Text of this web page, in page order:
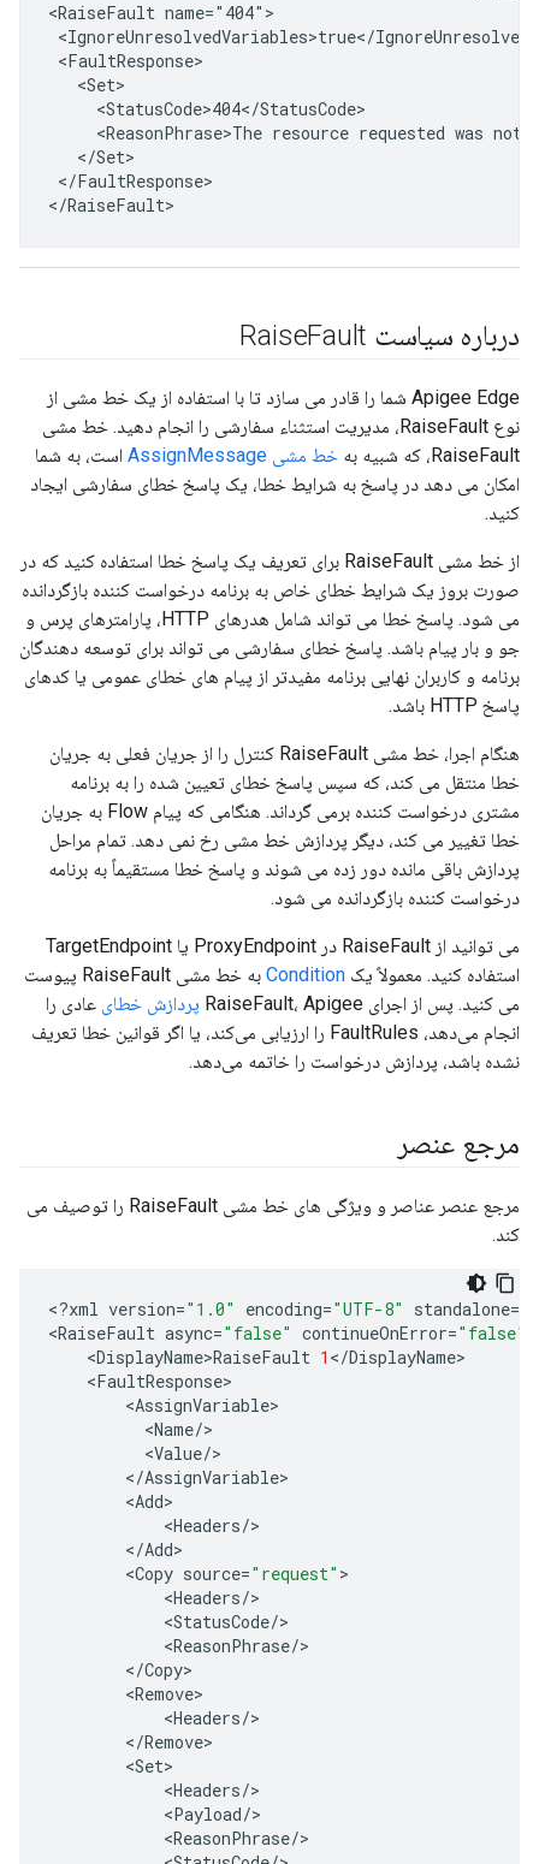
<RaiseFault name="404">
<IgnoreUnresolvedVariables>true</
<FaultResponse>
   <Set>
     <StatusCode>404</StatusCode>
<ReasonPhrase>The resource requested was not
   </Set>
</FaultResponse>
</RaiseFault>
درباره سیاست Raise Fault
Apigee Edge شما را قادر می سازد تا با استفاده از یک خط مشی از
نوع RaiseFault، مدیریت استثناء سفارشی را انجام دهید. خط مشی
RaiseFault، که شبیه به
خط مشی AssignMessage
است، به شما
امکان می دهد در پاسخ به شرایط خطا، یک پاسخ خطای سفارشی ایجاد
کنید.
از خط مشی RaiseFault برای تعریف یک پاسخ خطا استفاده کنید که در
صورت بروز یک شرایط خطای خاص به برنامه درخواست کننده بازگردانده
می شود. پاسخ خطا می تواند شامل هدرهای HTTP، پارامترهای پرس و
جو و بار پیام باشد. پاسخ خطای سفارشی می تواند برای توسعه دهندگان
برنامه و کاربران نهایی برنامه مفیدتر از پیام های خطای عمومی یا کدهای
پاسخ HTTP باشد.
هنگام اجرا، خط مشی RaiseFault کنترل را از جریان فعلی به جریان
خطا منتقل می کند، که سپس پاسخ خطای تعیین شده را به برنامه
مشتری درخواست کننده برمی گرداند. هنگامی که پیام Flow به جریان
خطا تغییر می کند، دیگر پردازش خط مشی رخ نمی دهد. تمام مراحل
پردازش باقی مانده دور زده می شوند و پاسخ خطا مستقیماً به برنامه
درخواست کننده بازگردانده می شود.
می توانید از RaiseFault در ProxyEndpoint یا TargetEndpoint
استفاده کنید. معمولاً یک Condition
به خط مشی RaiseFault پیوست
می کنید. پس از اجرای RaiseFault، Apigee
پردازش خطای عادی را
انجام می‌دهد، FaultRules را ارزیابی می‌کند، یا اگر قوانین خطا تعریف
نشده باشد، پردازش درخواست را خاتمه می‌دهد.
مرجع عنصر
مرجع عنصر عناصر و ویژگی های خط مشی RaiseFault را توصیف می
کند.
<?xml version="1.0" encoding="UTF-8" standalone=
<RaiseFault async="false" continueOnError="false"
<DisplayName>RaiseFault 1 </DisplayName
<FaultResponse
<AssignVariable
<Name/
<Value/
</AssignVariable
<Add
<Headers/
</Add
<Copy source="request"
<Headers/
<StatusCode/
<ReasonPhrase/
</Copy
<Remove
<Headers/
</Remove
<Set
<Headers/
<Payload/
<ReasonPhrase/